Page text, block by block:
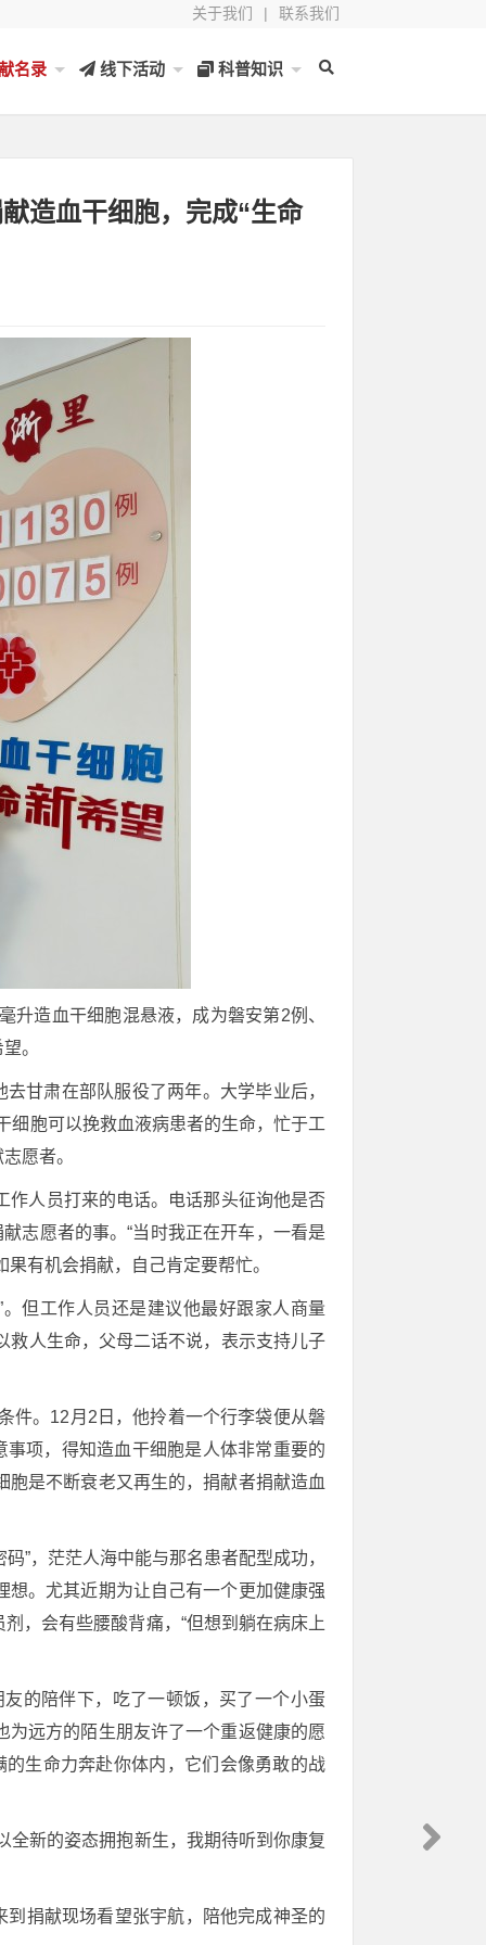
关于我们 | 联系我们
名录 线下活动 科普知识
造血干细胞，完成“生命
造血干细胞混悬液，成为磐安第2例、
。
甘肃在部队服役了两年。大学毕业后，
细胞可以挽救血液病患者的生命，忙于工
愿者。
人员打来的电话。电话那头征询他是否
志愿者的事。“当时我正在开车，一看是
有机会捐献，自己肯定要帮忙。
但工作人员还是建议他最好跟家人商量
救人生命，父母二话不说，表示支持儿子
件。12月2日，他拎着一个行李袋便从磐
项，得知造血干细胞是人体非常重要的
是不断衰老又再生的，捐献者捐献造血
”，茫茫人海中能与那名患者配型成功，
。尤其近期为让自己有一个更加健康强
，会有些腰酸背痛，“但想到躺在病床上
的陪伴下，吃了一顿饭，买了一个小蛋
远方的陌生朋友许了一个重返健康的愿
生命力奔赴你体内，它们会像勇敢的战
全新的姿态拥抱新生，我期待听到你康复
捐献现场看望张宇航，陪他完成神圣的